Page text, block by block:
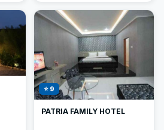
⭐ 9
PATRIA FAMILY HOTEL